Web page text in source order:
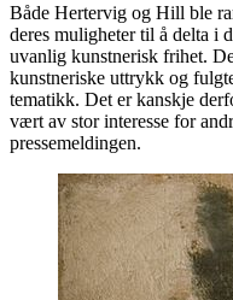
Både Hertervig og Hill ble
deres muligheter til å delta i
uvanlig kunstnerisk frihet.
kunstneriske uttrykk og
tematikk. Det er kanskje
vært av stor interesse for
pressemeldingen.